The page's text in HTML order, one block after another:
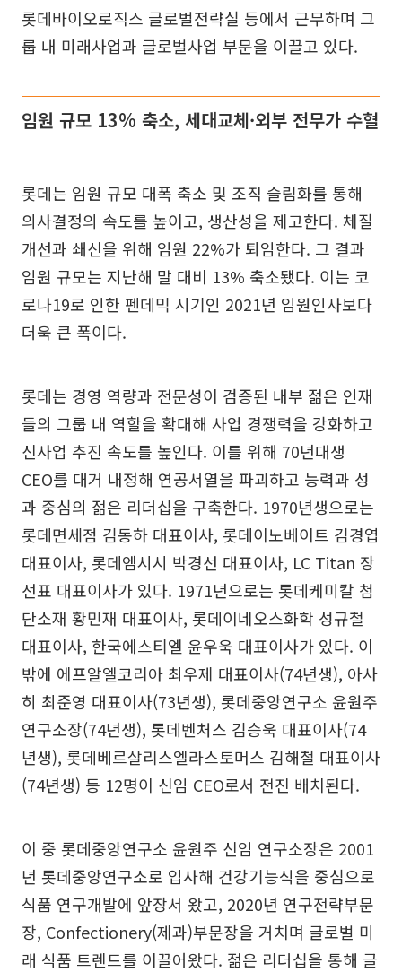
롯데바이오로직스 글로벌전략실 등에서 근무하며 그
룹 내 미래사업과 글로벌사업 부문을 이끌고 있다.
임원 규모 13% 축소, 세대교체·외부 전무가 수혈
롯데는 임원 규모 대폭 축소 및 조직 슬림화를 통해
의사결정의 속도를 높이고, 생산성을 제고한다. 체질
개선과 쇄신을 위해 임원 22%가 퇴임한다. 그 결과
임원 규모는 지난해 말 대비 13% 축소됐다. 이는 코
로나19로 인한 펜데믹 시기인 2021년 임원인사보다
더욱 큰 폭이다.
롯데는 경영 역량과 전문성이 검증된 내부 젊은 인재
들의 그룹 내 역할을 확대해 사업 경쟁력을 강화하고
신사업 추진 속도를 높인다. 이를 위해 70년대생
CEO를 대거 내정해 연공서열을 파괴하고 능력과 성
과 중심의 젊은 리더십을 구축한다. 1970년생으로는
롯데면세점 김동하 대표이사, 롯데이노베이트 김경엽
대표이사, 롯데엠시시 박경선 대표이사, LC Titan 장
선표 대표이사가 있다. 1971년으로는 롯데케미칼 첨
단소재 황민재 대표이사, 롯데이네오스화학 성규철
대표이사, 한국에스티엘 윤우욱 대표이사가 있다. 이
밖에 에프알엘코리아 최우제 대표이사(74년생), 아사
히 최준영 대표이사(73년생), 롯데중앙연구소 윤원주
연구소장(74년생), 롯데벤처스 김승욱 대표이사(74
년생), 롯데베르살리스엘라스토머스 김해철 대표이사
(74년생) 등 12명이 신임 CEO로서 전진 배치된다.
이 중 롯데중앙연구소 윤원주 신임 연구소장은 2001
년 롯데중앙연구소로 입사해 건강기능식을 중심으로
식품 연구개발에 앞장서 왔고, 2020년 연구전략부문
장, Confectionery(제과)부문장을 거치며 글로벌 미
래 식품 트렌드를 이끌어왔다. 젊은 리더십을 통해 글